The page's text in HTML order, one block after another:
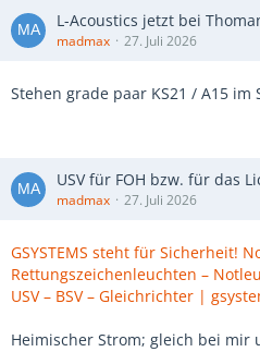
L-Acoustics jetzt bei
madmax 27. Juli 2026
Stehen grade paar KS21 / A15 im
USV für FOH bzw. für das
madmax 27. Juli 2026
GSYSTEMS steht für Sicherheit!
Rettungszeichenleuchten –
USV – BSV – Gleichrichter |
Heimischer Strom; gleich bei mir